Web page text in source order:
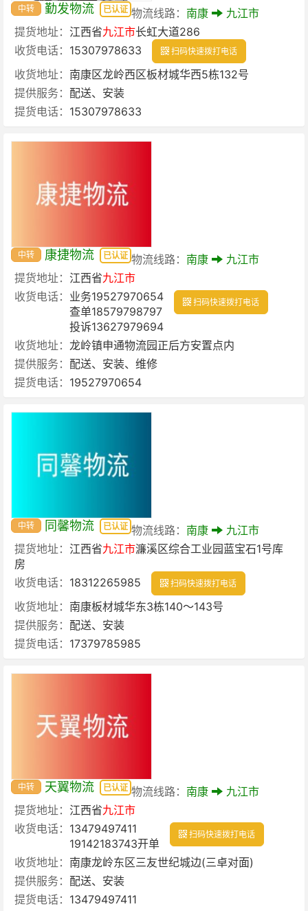
中转 勤发物流 已认证 物流线路： 南康
九江市
提货地址： 江西省九江市长虹大道286
收货电话： 15307978633 扫码快速拨打电话
收货地址： 南康区龙岭西区板材城华西5栋132号
提供服务： 配送、安装
提货电话： 15307978633
中转 康捷物流 已认证 物流线路： 南康
九江市
提货地址： 江西省九江市
收货电话： 业务19527970654
查单18579798797
投诉13627979694
扫码快速拨打电话
收货地址： 龙岭镇申通物流园正后方安置点内
提供服务： 配送、安装、维修
提货电话： 19527970654
中转 同馨物流 已认证 物流线路： 南康
九江市
提货地址： 江西省九江市濂溪区综合工业园蓝宝石1号库
房
收货电话： 18312265985 扫码快速拨打电话
收货地址： 南康板材城华东3栋140～143号
提供服务： 配送、安装
提货电话： 17379785985
中转 天翼物流 已认证 物流线路： 南康
九江市
提货地址： 江西省九江市
收货电话： 13479497411
19142183743开单
扫码快速拨打电话
收货地址： 南康龙岭东区三友世纪城边(三卓对面)
提供服务： 配送、安装
提货电话： 13479497411